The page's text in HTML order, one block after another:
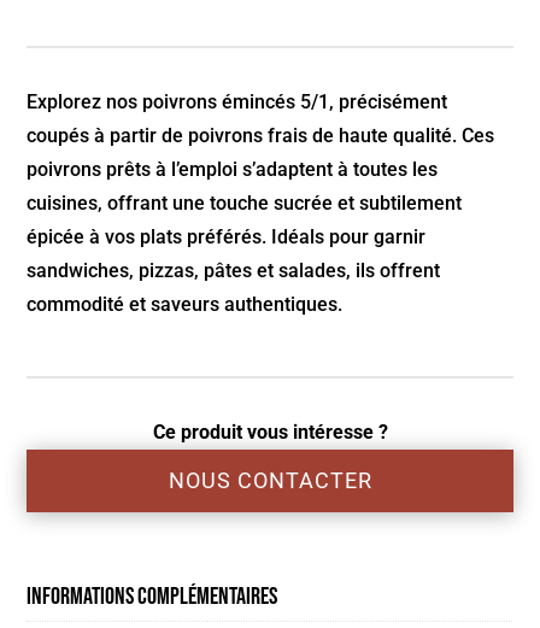
Explorez nos poivrons émincés 5/1, précisément
coupés à partir de poivrons frais de haute qualité. Ces
poivrons prêts à l’emploi s’adaptent à toutes les
cuisines, offrant une touche sucrée et subtilement
épicée à vos plats préférés. Idéals pour garnir
sandwiches, pizzas, pâtes et salades, ils offrent
commodité et saveurs authentiques.
Ce produit vous intéresse ?
NOUS CONTACTER
Informations complémentaires